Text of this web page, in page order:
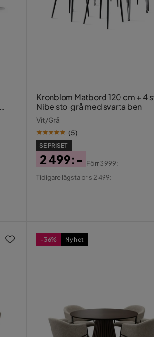
Kronblom Matbord 120 cm + 4 st
Nibe stol grå med svarta ben
Vit/Grå
(5)
SE PRISET!
Pris
2 499:-
Original
Förr3 999:-
Tidigare lägsta pris 2 499:-
-36% Nyhet